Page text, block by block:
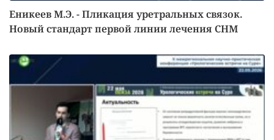
Еникеев М.Э. - Пликация уретральных связок.
Новый стандарт первой линии лечения СНМ